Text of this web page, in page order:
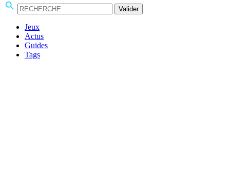
Valider
Jeux
Actus
Guides
Tags